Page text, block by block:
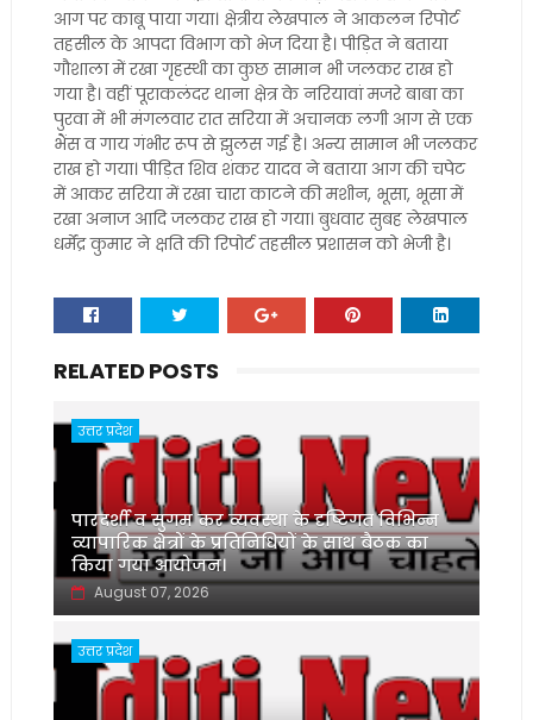
आग पर काबू पाया गया। क्षेत्रीय लेखपाल ने आकलन रिपोर्ट
तहसील के आपदा विभाग को भेज दिया है। पीड़ित ने बताया
गौशाला में रखा गृहस्थी का कुछ सामान भी जलकर राख हो
गया है। वहीं पूराकलंदर थाना क्षेत्र के नरियावां मजरे बाबा का
पुरवा में भी मंगलवार रात सरिया में अचानक लगी आग से एक
भैंस व गाय गंभीर रूप से झुलस गई है। अन्य सामान भी जलकर
राख हो गया। पीड़ित शिव शंकर यादव ने बताया आग की चपेट
में आकर सरिया में रखा चारा काटने की मशीन, भूसा, भूसा में
रखा अनाज आदि जलकर राख हो गया। बुधवार सुबह लेखपाल
धर्मेंद्र कुमार ने क्षति की रिपोर्ट तहसील प्रशासन को भेजी है।
RELATED POSTS
उत्तर प्रदेश
पारदर्शी व सुगम कर व्यवस्था के दृष्टिगत विभिन्न
व्यापारिक क्षेत्रों के प्रतिनिधियों के साथ बैठक का
किया गया आयोजन।
August 07, 2026
उत्तर प्रदेश